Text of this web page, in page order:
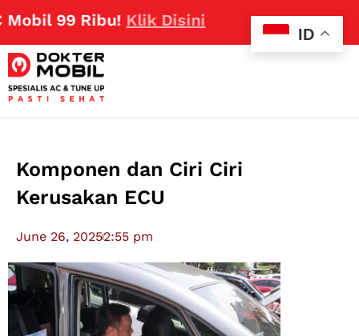
Ribu!Klik Disini
Komponen dan Ciri Ciri
Kerusakan ECU
June 26, 20252:55 pm
ID